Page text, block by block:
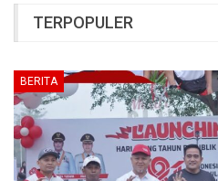
TERPOPULER
BERITA